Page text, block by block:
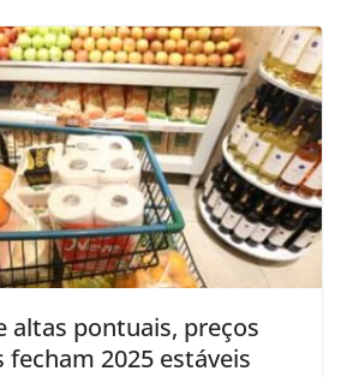
altas pontuais, preços
2025 estáveis